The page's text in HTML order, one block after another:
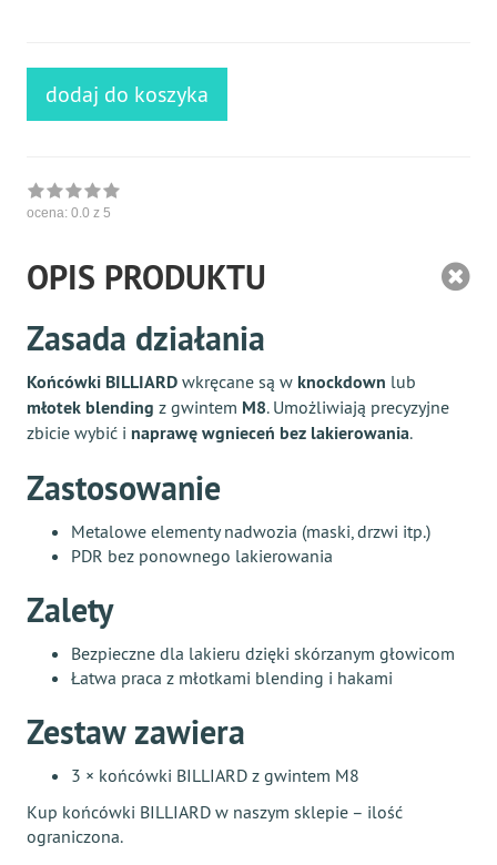
dodaj do koszyka
ocena: 0.0 z 5
OPIS PRODUKTU
Zasada działania
Końcówki BILLIARD wkręcane są w knockdown lub
młotek blending z gwintem M8. Umożliwiają precyzyjne
zbicie wybić i naprawę wgnieceń bez lakierowania.
Zastosowanie
Metalowe elementy nadwozia (maski, drzwi itp.)
PDR bez ponownego lakierowania
Zalety
Bezpieczne dla lakieru dzięki skórzanym głowicom
Łatwa praca z młotkami blending i hakami
Zestaw zawiera
3 × końcówki BILLIARD z gwintem M8
Kup końcówki BILLIARD w naszym sklepie – ilość
ograniczona.